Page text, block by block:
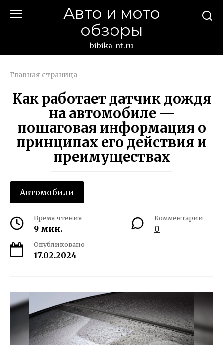
Авто и мото
обзоры
bibika-nt.ru
Главная страница
Как работает датчик дождя
на автомобиле —
пошаговая информация о
принципах его действия и
преимуществах
Автомобили
Время чтения
9 мин.
Комментарии
0
Опубликовано
17.02.2024